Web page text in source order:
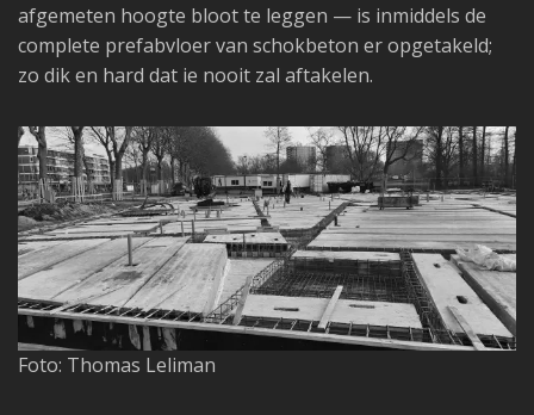
afgemeten hoogte bloot te leggen — is inmiddels de
complete prefabvloer van schokbeton er opgetakeld;
zo dik en hard dat ie nooit zal aftakelen.
Foto: Thomas Leliman